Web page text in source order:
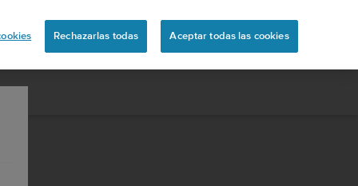
Rechazarlas todas Aceptar todas las cookies